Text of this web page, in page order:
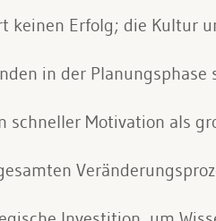
keinen Erfolg; die Kultur
in der
schneller Motivation als